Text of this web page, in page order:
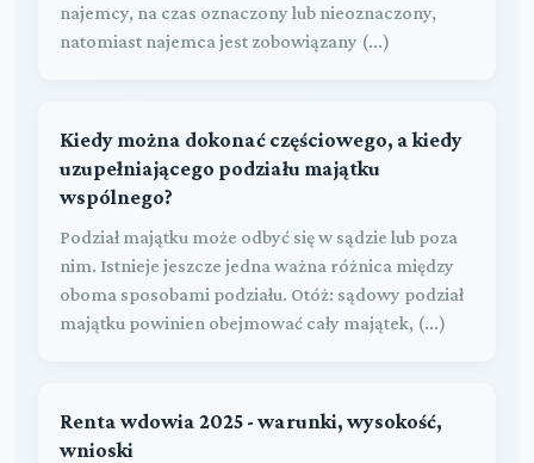
najemcy, na czas oznaczony lub nieoznaczony,
natomiast najemca jest zobowiązany (...)
Kiedy można dokonać częściowego, a kiedy
uzupełniającego podziału majątku
wspólnego?
Podział majątku może odbyć się w sądzie lub poza
nim. Istnieje jeszcze jedna ważna różnica między
oboma sposobami podziału. Otóż: sądowy podział
majątku powinien obejmować cały majątek, (...)
Renta wdowia 2025 - warunki, wysokość,
wnioski